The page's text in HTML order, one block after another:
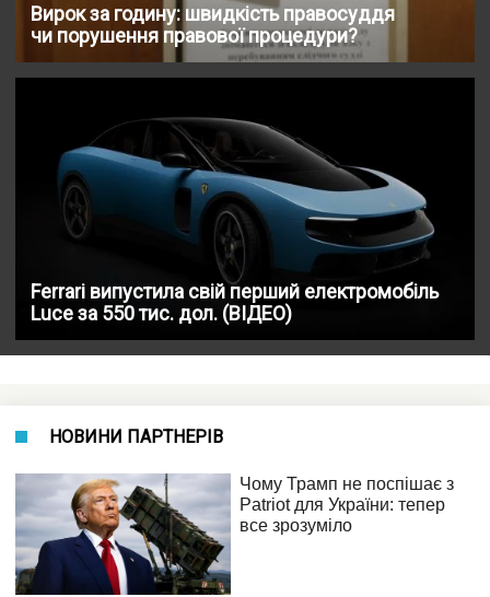
Вирок за годину: швидкість правосуддя
чи порушення правової процедури?
Ferrari випустила свій перший електромобіль
Luce за 550 тис. дол. (ВІДЕО)
НОВИНИ ПАРТНЕРІВ